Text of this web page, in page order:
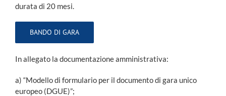
durata di 20 mesi.
BANDO DI GARA
In allegato la documentazione amministrativa:
a) “Modello di formulario per il documento di gara unico
europeo (DGUE)”;